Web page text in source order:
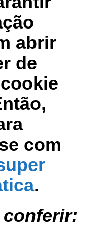
abrir
de
com
.
conferir: